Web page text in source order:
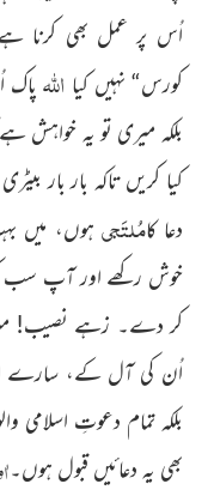
کورس“ نہیں کیا اللہپاک
کیا کریں تاکہ بار بار
دعا کامُلتَجی ہوں، میں
خوش رکھے اور آپ سب
کر دے۔ زہے نصیب!
اُن کی آل کے، سارے
بلکہ تمام دعوتِ اسلامی
بھی یہ دعائیں قبول ہوں۔